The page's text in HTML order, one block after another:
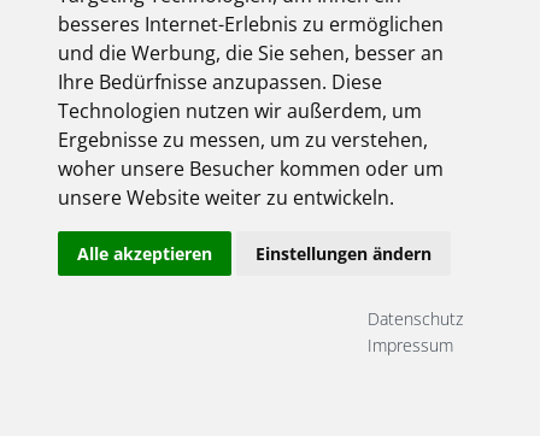
besseres Internet-Erlebnis zu ermöglichen
und die Werbung, die Sie sehen, besser an
Ihre Bedürfnisse anzupassen. Diese
Technologien nutzen wir außerdem, um
Ergebnisse zu messen, um zu verstehen,
woher unsere Besucher kommen oder um
unsere Website weiter zu entwickeln.
Alle akzeptieren Einstellungen ändern
Datenschutz
Impressum
Online-Shop Login
Bitte geben Sie Ihre Zugangsdaten ein: